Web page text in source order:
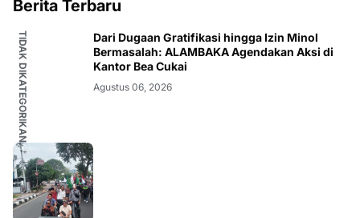
Berita Terbaru
TIDAK DIKATEGORIKAN
Dari Dugaan Gratifikasi hingga Izin Minol
Bermasalah: ALAMBAKA Agendakan Aksi di
Kantor Bea Cukai
Agustus 06, 2026